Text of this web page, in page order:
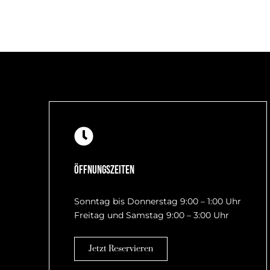
Öffnungszeiten
Sonntag bis Donnerstag 9:00 – 1:00 Uhr
Freitag und Samstag 9:00 – 3:00 Uhr
Jetzt Reservieren